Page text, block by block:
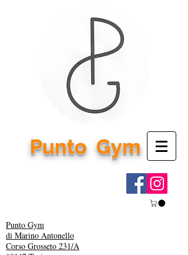
PuntoGym
Punto Gym
di Marino Antonello
Corso Grosseto 231/A